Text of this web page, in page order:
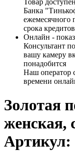
Товар
Банка
ежемесячного
срока
Онлайн -
Консультант
вашу камеру
понадобится
Наш оператор
времени
Золотая
женская,
Артикул: